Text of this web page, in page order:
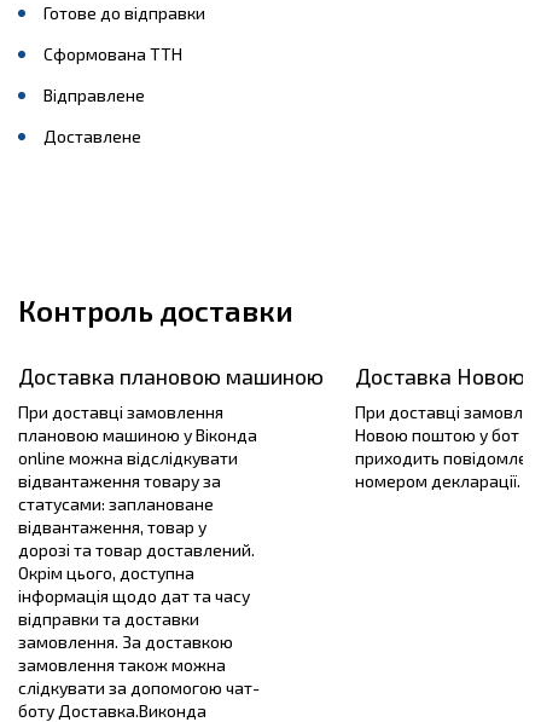
Готове до відправки
Сформована ТТН
Відправлене
Доставлене
Контроль доставки
Доставка плановою машиною
При доставці замовлення
плановою машиною у Віконда
online можна відслідкувати
відвантаження товару за
статусами: заплановане
відвантаження, товар у
дорозі та товар доставлений.
Окрім цього, доступна
інформація щодо дат та часу
відправки та доставки
замовлення. За доставкою
замовлення також можна
слідкувати за допомогою чат-
боту Доставка.Виконда
Доставка Новою
При доставці
Новою поштою у бот
приходить
номером декларації.